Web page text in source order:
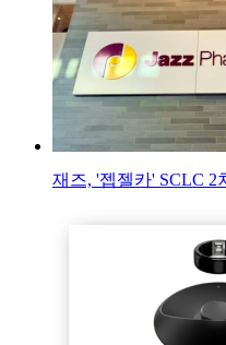
재즈, '젭젤카' SCLC 2